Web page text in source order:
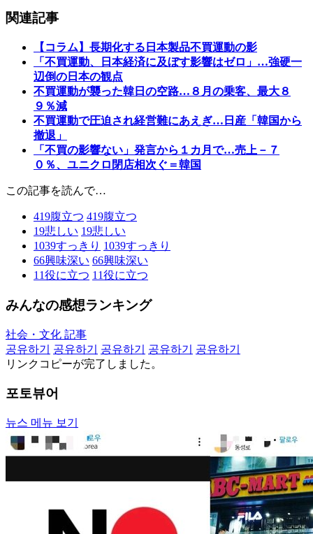
関連記事
【コラム】長期化する日本製品不買運動の影
「不買運動、日本経済に及ぼす影響はゼロ」…強硬一
辺倒の日本の観点
不買運動が襲った韓日の空路…８月の乗客、最大８
９％減
不買運動で圧迫され経営難にあえぎ…日産「韓国から
撤退」
「不買の影響ない」発言から１カ月で…売上－７
０％、ユニクロ閉店相次ぐ＝韓国
この記事を読んで…
419腹立つ 419腹立つ
19悲しい 19悲しい
1039すっきり 1039すっきり
66興味深い 66興味深い
11役に立つ 11役に立つ
みんなの感想ランキング
社会・文化 記事
공유하기
공유하기 공유하기 공유하기
공유하기
リンクコピーが完了しました。
포토뷰어
뉴스 메뉴 보기